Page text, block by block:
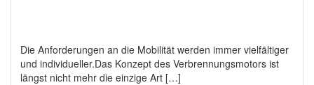
Die Anforderungen an die Mobilität werden immer vielfältiger
und individueller.Das Konzept des Verbrennungsmotors ist
längst nicht mehr die einzige Art […]